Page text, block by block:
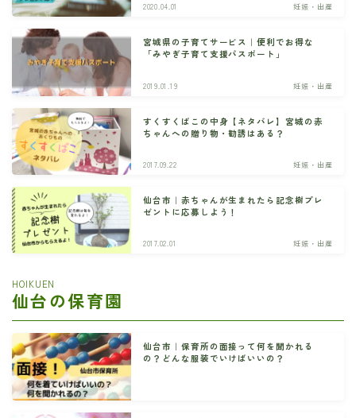
2020.04.01 妊娠・出産
宮城県の子育てサービス｜便利でお得な
「みやぎ子育て支援パスポート」
2019.01.19 妊娠・出産
すくすくばこの中身【ネタバレ】宮城の赤
ちゃんへの贈り物・勧誘はある？
2017.09.22 妊娠・出産
仙台市｜赤ちゃんが生まれたら記念樹プレ
ゼントに応募しよう！
2017.02.01 妊娠・出産
HOIKUEN
仙台の保育園
仙台市｜保育所の面接って何を聞かれる
の？どんな服装でいけばいいの？